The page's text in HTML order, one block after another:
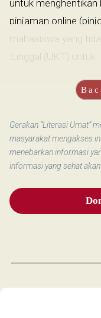
untuk menghentikan
pinjaman online
mahasiswa yang
tunggal (UKT) untuk...
Gerakan “Literasi Umat”
masyarakat mengakses
menebarkan informasi
informasi yang sehat